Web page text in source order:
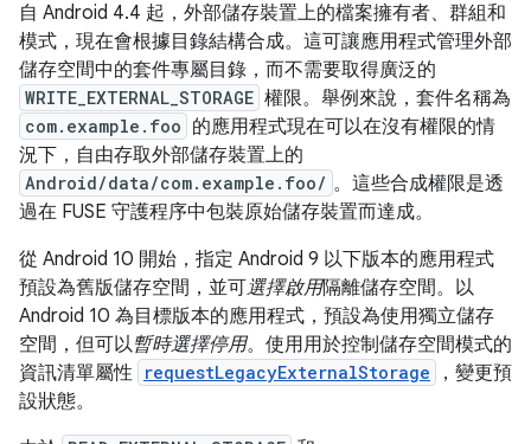
自 Android 4.4 起，外部儲存裝置上的檔案擁有者、群組和
模式，現在會根據目錄結構合成。這可讓應用程式管理外部
儲存空間中的套件專屬目錄，而不需要取得廣泛的
WRITE_EXTERNAL_STORAGE 權限。舉例來說，套件名稱為
com.example.foo 的應用程式現在可以在沒有權限的情
況下，自由存取外部儲存裝置上的
Android/data/com.example.foo/ 。這些合成權限是透
過在 FUSE 守護程序中包裝原始儲存裝置而達成。
從 Android 10 開始，指定 Android 9 以下版本的應用程式
預設為舊版儲存空間，並可選擇啟用隔離儲存空間。以
Android 10 為目標版本的應用程式，預設為使用獨立儲存
空間，但可以暫時選擇停用。使用用於控制儲存空間模式的
資訊清單屬性 requestLegacyExternalStorage
，變更預
設狀態。